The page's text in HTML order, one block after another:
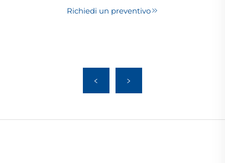
Richiedi un preventivo